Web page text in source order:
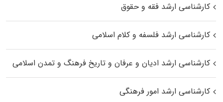
کارشناسی ارشد فقه و حقوق
کارشناسی ارشد فلسفه و کلام اسلامی
کارشناسی ارشد ادیان و عرفان و تاریخ فرهنگ و تمدن اسلامی
کارشناسی ارشد امور فرهنگی